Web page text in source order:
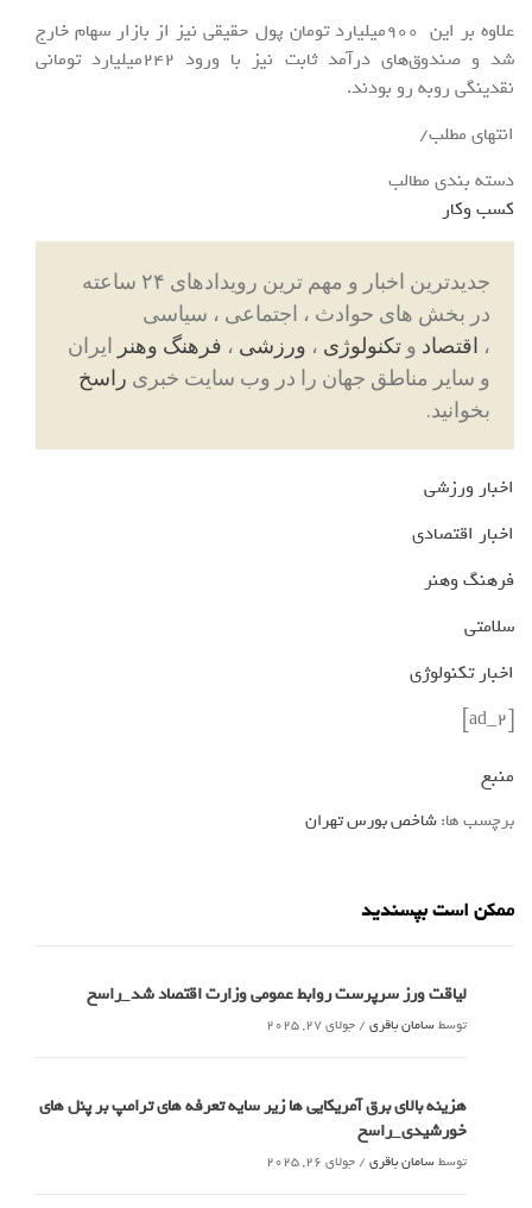
علاوه بر این 900میلیارد تومان پول حقیقی نیز از بازار سهام خارج
شد و صندوق‌های درآمد ثابت نیز با ورود 242میلیارد تومانی
نقدینگی روبه رو بودند.
انتهای مطلب/
دسته بندی مطالب
کسب وکار
جدیدترین اخبار و مهم ترین رویدادهای ۲۴ ساعته
در بخش های حوادث ، اجتماعی ، سیاسی
، اقتصاد و تکنولوژی ، ورزشی ، فرهنگ وهنر ایران
و سایر مناطق جهان را در وب سایت خبری راسخ
بخوانید.
اخبار ورزشی
اخبار اقتصادی
فرهنگ وهنر
سلامتی
اخبار تکنولوژی
[ad_2]
منبع
برچسب ها:شاخص بورس تهران
ممکن است بپسندید
لیاقت ورز سرپرست روابط عمومی وزارت اقتصاد شد_راسخ
توسطسامان باقری / جولای 27, 2025
هزینه بالای برق آمریکایی ها زیر سایه تعرفه های ترامپ بر پنل های
خورشیدی_راسخ
توسطسامان باقری / جولای 26, 2025